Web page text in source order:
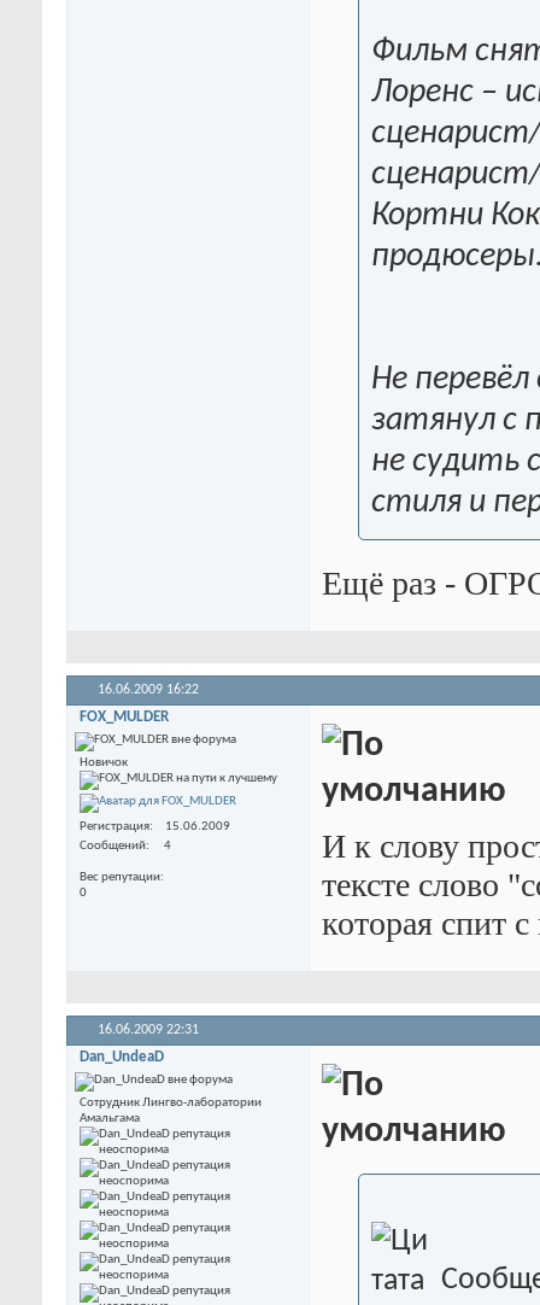
Фильм
Лоренс –
Кортни
Не перевёл
затянул с
не судить
стиля и
Ещё раз -
16.06.2009 16:22
FOX_MULDER
Новичок
Регистрация
15.06.2009
Сообщений
4
Вес репутации
0
И к слову
тексте слово
которая спит
16.06.2009 22:31
Dan_UndeaD
Сотрудник Лингво-лаборатории
Амальгама